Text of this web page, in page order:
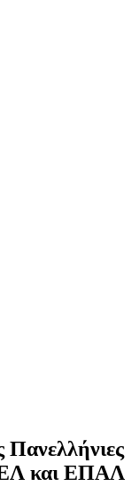
Πανελλήνιες
και ΕΠΑΛ